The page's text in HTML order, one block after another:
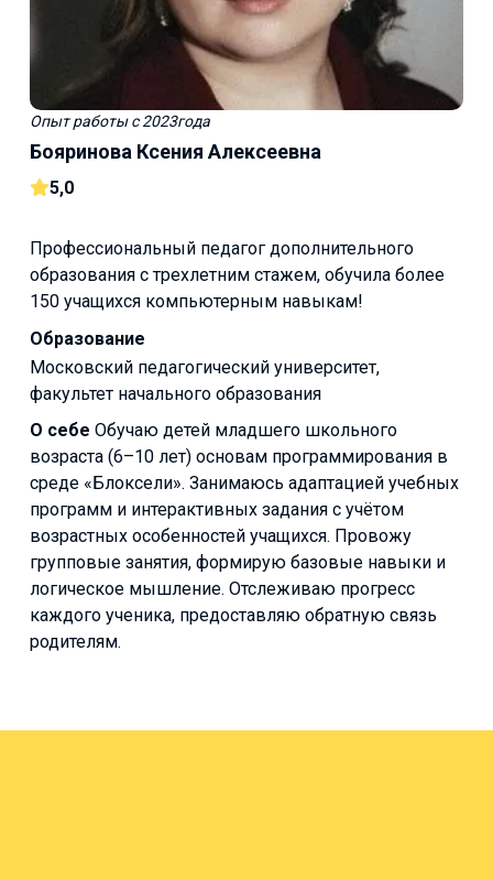
Опыт работыс 2023года
Бояринова Ксения Алексеевна
5,0
Профессиональный педагог дополнительного
образования с трехлетним стажем, обучила более
150 учащихся компьютерным навыкам!
Образование
Московский педагогический университет,
факультет начального образования
О себе Обучаю детей младшего школьного
возраста (6–10 лет) основам программирования в
среде «Блоксели». Занимаюсь адаптацией учебных
программ и интерактивных задания с учётом
возрастных особенностей учащихся. Провожу
групповые занятия, формирую базовые навыки и
логическое мышление. Отслеживаю прогресс
каждого ученика, предоставляю обратную связь
родителям.